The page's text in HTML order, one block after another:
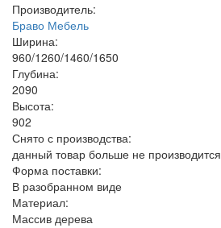
Производитель:
Браво Мебель
Ширина:
960/1260/1460/1650
Глубина:
2090
Высота:
902
Снято с производства:
данный товар больше не производится
Форма поставки:
В разобранном виде
Материал:
Массив дерева